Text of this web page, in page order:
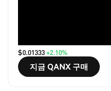
$0.01333+2.10%
지금 QANX 구매